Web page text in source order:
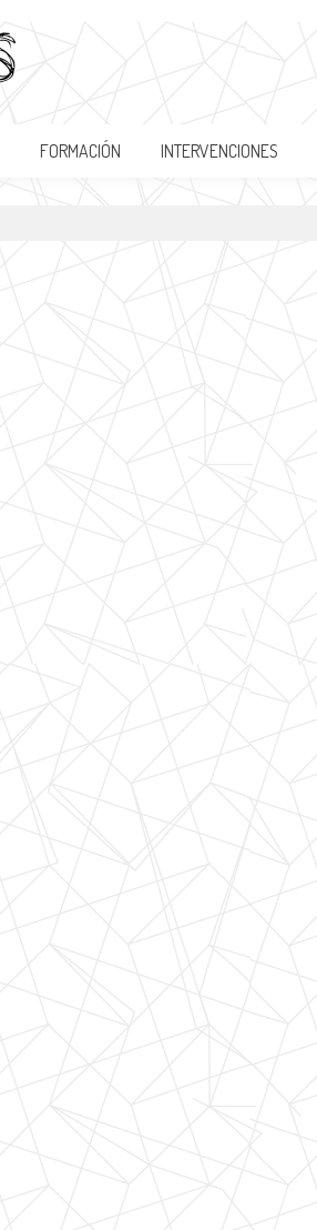
FORMACIÓN INTERVENCIONES